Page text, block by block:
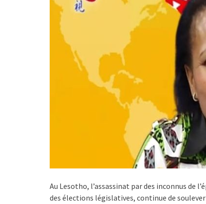
Au Lesotho, l’assassinat par des inconnus de
des élections législatives, continue de